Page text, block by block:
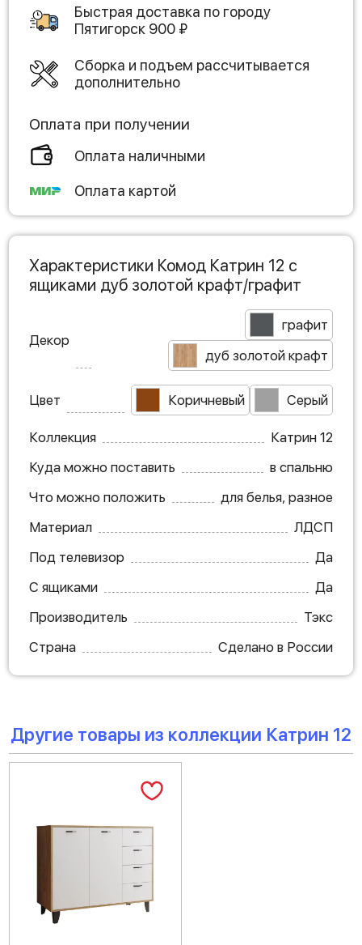
Быстрая доставка по городу
Пятигорск 900 ₽
Сборка и подъем рассчитывается
дополнительно
Оплата при получении
Оплата наличными
Оплата картой
Характеристики Комод Катрин 12 с
ящиками дуб золотой крафт/графит
Декор
графит
дуб золотой крафт
Цвет Коричневый Серый
Коллекция
Катрин 12
Куда можно поставить
в спальню
Что можно положить
для белья, разное
Материал
ЛДСП
Под телевизор
Да
С ящиками
Да
Производитель
Тэкс
Страна
Сделано в России
Другие товары из коллекции Катрин 12